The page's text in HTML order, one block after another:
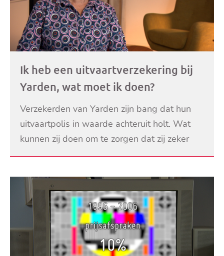
Ik heb een uitvaartverzekering bij
Yarden, wat moet ik doen?
Verzekerden van Yarden zijn bang dat hun
uitvaartpolis in waarde achteruit holt. Wat
kunnen zij doen om te zorgen dat zij zeker
weten dat hun uitvaart wordt vergoed? MAX
LEES VERDER